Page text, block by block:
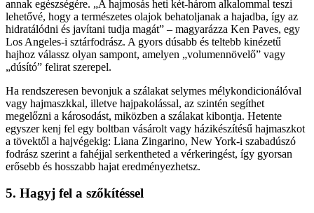
annak egészségére. „A hajmosás heti két-három alkalommal teszi
lehetővé, hogy a természetes olajok behatoljanak a hajadba, így az
hidratálódni és javítani tudja magát” – magyarázza Ken Paves, egy
Los Angeles-i sztárfodrász. A gyors dúsabb és teltebb kinézetű
hajhoz válassz olyan sampont, amelyen „volumennövelő” vagy
„dúsító” felirat szerepel.
Ha rendszeresen bevonjuk a szálakat selymes mélykondicionálóval
vagy hajmaszkkal, illetve hajpakolással, az szintén segíthet
megelőzni a károsodást, miközben a szálakat kibontja. Hetente
egyszer kenj fel egy boltban vásárolt vagy házikészítésű hajmaszkot
a tövektől a hajvégekig: Liana Zingarino, New York-i szabadúszó
fodrász szerint a fahéjjal serkentheted a vérkeringést, így gyorsan
erősebb és hosszabb hajat eredményezhetsz.
5. Hagyj fel a szőkítéssel